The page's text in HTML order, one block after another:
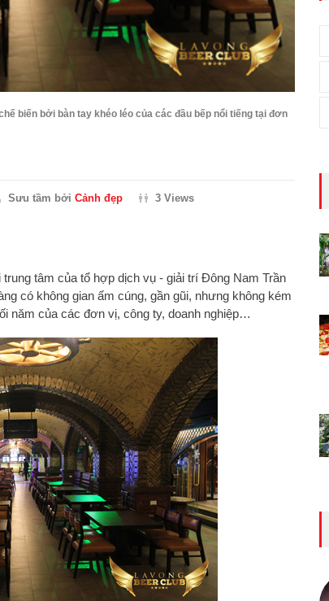
biến bởi bàn tay khéo léo của các đầu bếp nổi tiếng tại đơn
Sưu tầm bởi Cảnh đẹp 3 Views
tâm của tổ hợp dịch vụ - giải trí Đông Nam Trần
có không gian ấm cúng, gần gũi, nhưng không kém
năm của các đơn vị, công ty, doanh nghiệp…